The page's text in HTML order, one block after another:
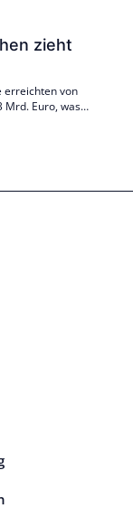
zieht
erreichten von
Mrd. Euro, was